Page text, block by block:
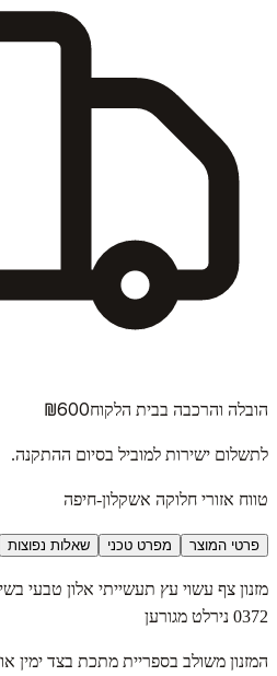
הובלה והרכבה בבית הלקוח₪600
לתשלום ישירות למוביל בסיום ההתקנה.
טווח אזורי חלוקה אשקלון-חיפה
פרטי המוצר מפרט טכני שאלות נפוצות
מזנון צף עשוי עץ תעשייתי אלון טבעי
0372 נירלט מגורען
המזנון משולב בספריית מתכת בצד ימין